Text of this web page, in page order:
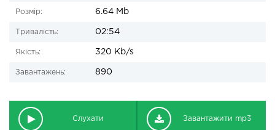
Розмір: 6.64 Mb
Тривалість: 02:54
Якість: 320 Kb/s
Завантажень: 890
Слухати Завантажити mp3